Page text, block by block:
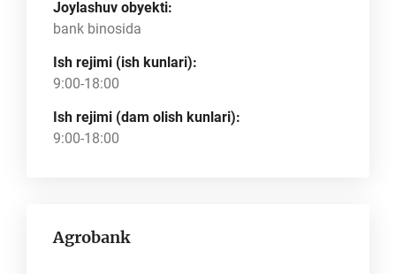
Joylashuv obyekti:
bank binosida
Ish rejimi (ish kunlari):
9:00-18:00
Ish rejimi (dam olish kunlari):
9:00-18:00
Agrobank